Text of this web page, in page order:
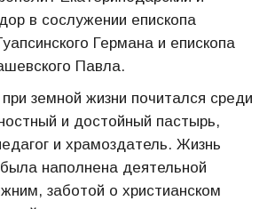
в сослужении епископа
Германа и епископа
Павла.
земной жизни почитался среди
и достойный пастырь,
и храмоздатель. Жизнь
наполнена деятельной
заботой о христианском